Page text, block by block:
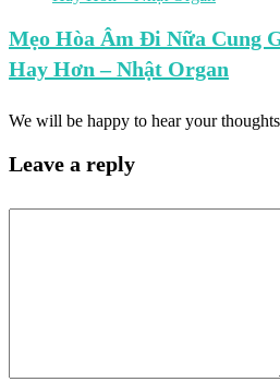
Mẹo Hòa Âm Đi Nữa Cung
Hay Hơn – Nhật Organ
We will be happy to hear your thoughts
Leave a reply